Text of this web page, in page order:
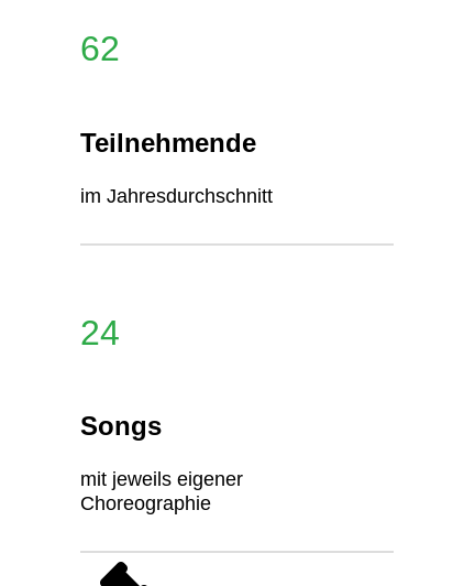
62
Teilnehmende
im Jahresdurchschnitt
24
Songs
mit jeweils eigener
Choreographie